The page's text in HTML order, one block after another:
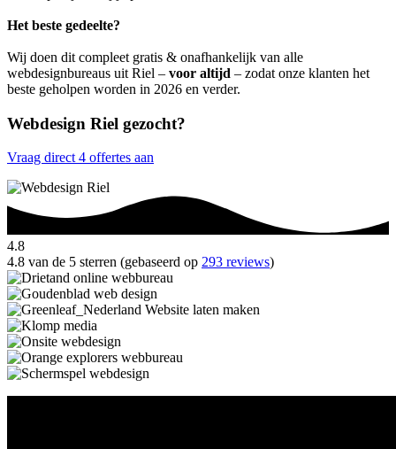
Het beste gedeelte?
Wij doen dit compleet gratis & onafhankelijk van alle
webdesignbureaus uit Riel – voor altijd – zodat onze klanten het
beste geholpen worden in 2026 en verder.
Webdesign Riel gezocht?
Vraag direct 4 offertes aan
4.8
4.8 van de 5 sterren (gebaseerd op 293 reviews)